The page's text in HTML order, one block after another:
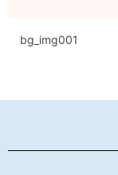
bg_img001